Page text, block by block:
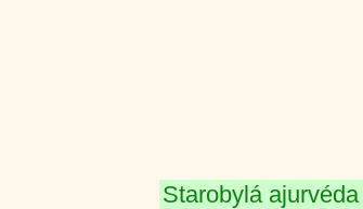
Starobylá ajurvéda